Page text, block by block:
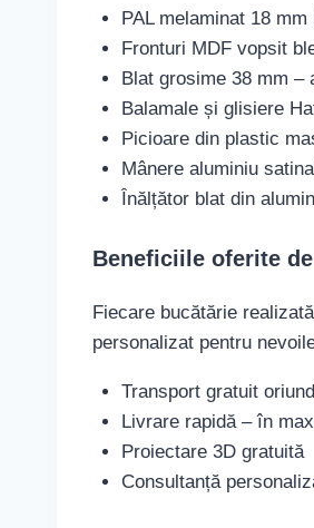
PAL melaminat 18
Fronturi MDF vopsit
Blat grosime 38 mm –
Balamale și glisiere
Picioare din plastic
Mânere aluminiu
Înălțător blat din
Beneficiile oferite
Fiecare bucătărie
personalizat pentru
Transport gratuit
Livrare rapidă – în
Proiectare 3D gratuită
Consultanță